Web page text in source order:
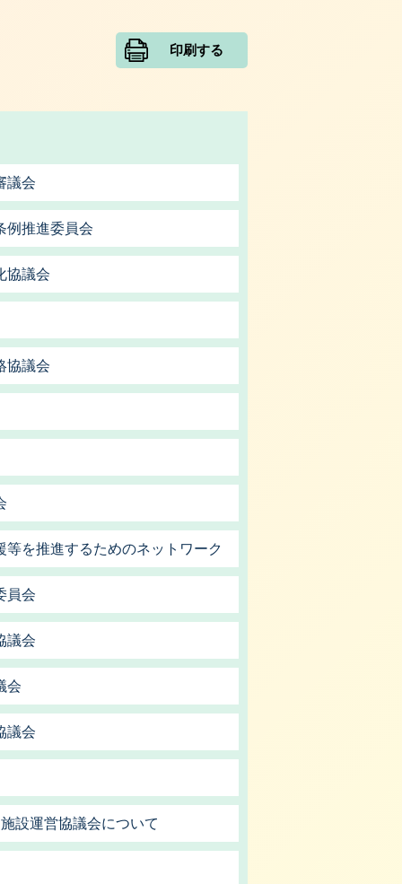
印刷する
議会
例推進委員会
協議会
協議会
を推進するためのネットワーク
員会
議会
会
議会
設運営協議会について